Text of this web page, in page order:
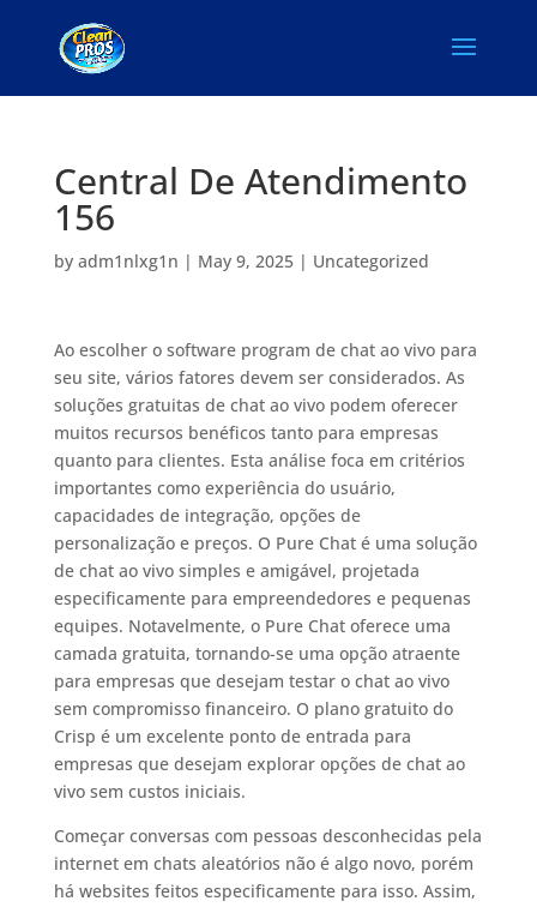
Central De Atendimento
156
by adm1nlxg1n | May 9, 2025| Uncategorized
Ao escolher o software program de chat ao vivo para
seu site, vários fatores devem ser considerados. As
soluções gratuitas de chat ao vivo podem oferecer
muitos recursos benéficos tanto para empresas
quanto para clientes. Esta análise foca em critérios
importantes como experiência do usuário,
capacidades de integração, opções de
personalização e preços. O Pure Chat é uma solução
de chat ao vivo simples e amigável, projetada
especificamente para empreendedores e pequenas
equipes. Notavelmente, o Pure Chat oferece uma
camada gratuita, tornando-se uma opção atraente
para empresas que desejam testar o chat ao vivo
sem compromisso financeiro. O plano gratuito do
Crisp é um excelente ponto de entrada para
empresas que desejam explorar opções de chat ao
vivo sem custos iniciais.
Começar conversas com pessoas desconhecidas pela
internet em chats aleatórios não é algo novo, porém
há websites feitos especificamente para isso. Assim,